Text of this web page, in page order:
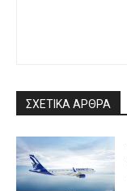
ΣΧΕΤΙΚΑ ΑΡΘΡΑ